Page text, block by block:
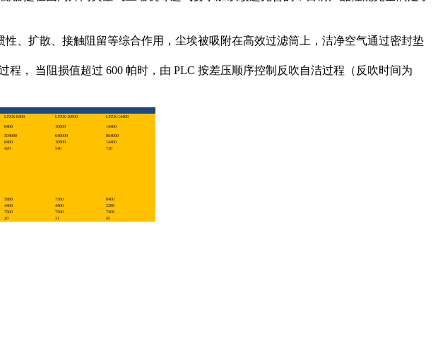
、扩散、接触阻留等综合作用，尘埃被吸附在高效过滤筒上，洁净空气通过密封垫
， 当阻损值超过 600 帕时，由 PLC 按差压顺序控制反吹自洁过程（反吹时间为
LFZK-8400 LFZK-10800
LFZK-14400
8400 10800 14400
504000 648000
864000
8400 10800
14400
420 540
720
5880 7560
8400
4400 4400
5280
7500 7500
7500
20 31 45